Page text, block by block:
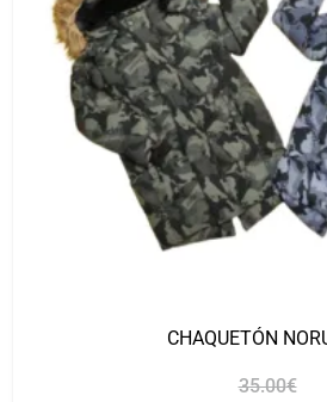
CHAQUETÓN
35.00€